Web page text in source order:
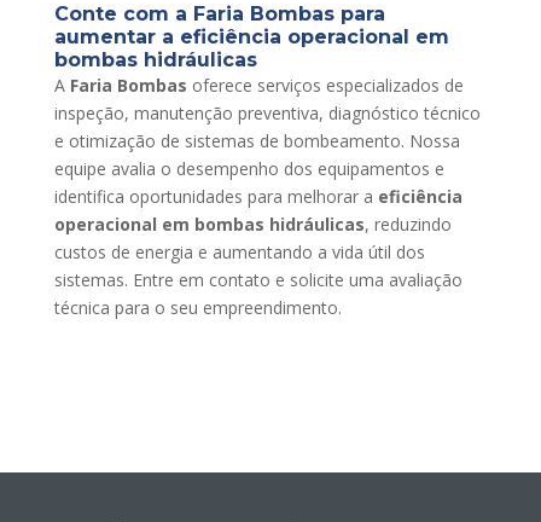
Conte com a Faria Bombas para
aumentar a eficiência operacional em
bombas hidráulicas
A Faria Bombas oferece serviços especializados de
inspeção, manutenção preventiva, diagnóstico técnico
e otimização de sistemas de bombeamento. Nossa
equipe avalia o desempenho dos equipamentos e
identifica oportunidades para melhorar a eficiência
operacional em bombas hidráulicas, reduzindo
custos de energia e aumentando a vida útil dos
sistemas. Entre em contato e solicite uma avaliação
técnica para o seu empreendimento.